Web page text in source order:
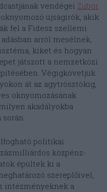
vendégei Zubor
oknyomozó újságírók, akik
fel a Fidesz szellemi
arról mesélnek,
kiket és hogyan
játszott a nemzetközi
Végigkövetjük
át az agytrösztökig,
oknyomozásának
akadályokba
politikai
közpénz-
épültek ki a
szereplőivel,
intézményeknek a